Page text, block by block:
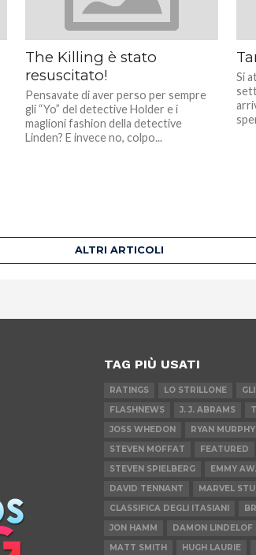
The Killing è stato
resuscitato!
Pensavate di aver perso per sempre
gli “Yo” del detective Holder e i
maglioni fashion della detective
Linden? E invece no, colpo...
Si
ALTRI ARTICOLI
TAG PIÙ USATI
RATINGS LO STRILLONE
FLASHNEWS
J. J. ABRAMS
JOSS WHEDON
RYAN MURPHY
STEVEN MOFFAT
FEATURED
STEVEN SPIELBERG
EMMY
DAVID TENNANT
MARVEL
CLASSIFICA DEGLI ITASIANI
JON HAMM
DAMON LINDELOF
MATT SMITH
HUGH LAURIE